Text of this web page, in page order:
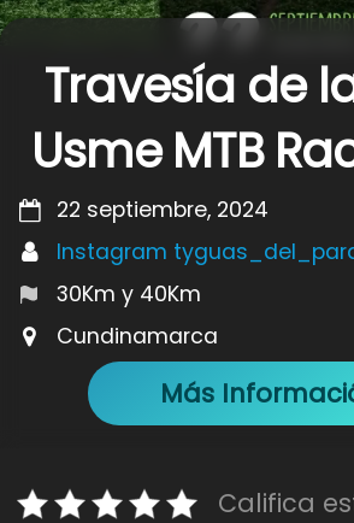
Travesía de
Usme MTB
22 septiembre, 2024
Instagram
30Km y 40Km
Cundinamarca
Más
Califica